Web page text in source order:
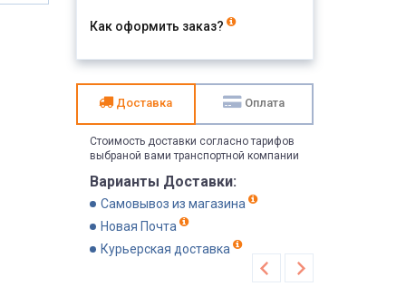
Как оформить заказ?
Доставка Оплата
Стоимость доставки согласно тарифов
выбраной вами транспортной компании
Варианты Доставки:
Самовывоз из магазина
Новая Почта
Курьерская доставка